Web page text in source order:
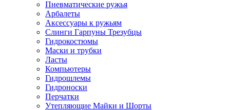
Пневматические ружья
Арбалеты
Аксессуары к ружьям
Слинги Гарпуны Трезубцы
Гидрокостюмы
Маски и трубки
Ласты
Компьютеры
Гидрошлемы
Гидроноски
Перчатки
Утепляющие Майки и Шорты